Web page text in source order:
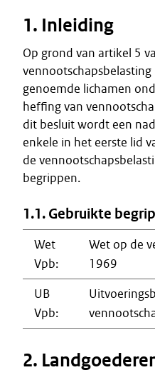
1. Inleiding
Op grond van artikel 5
genoemde lichamen
heffing van
dit besluit wordt een
enkele in het eerste lid
de
begrippen.
1.1. Gebruikte
Wet
Vpb:
Wet op de
1969
UB
Vpb:
2.